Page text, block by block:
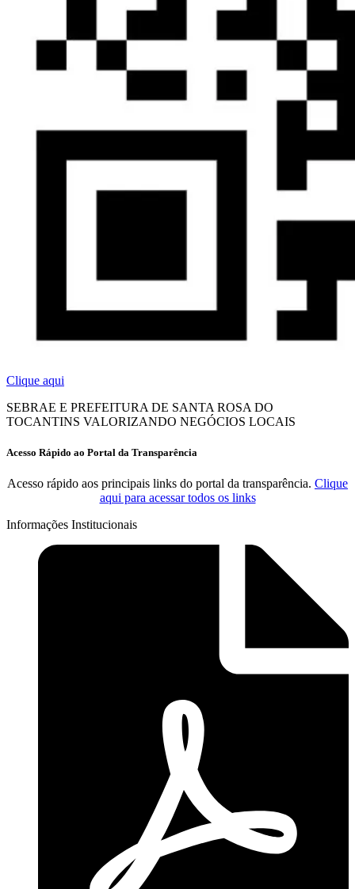
Clique aqui
SEBRAE E PREFEITURA DE SANTA ROSA DO
TOCANTINS VALORIZANDO NEGÓCIOS LOCAIS
Acesso Rápido ao Portal da Transparência
Acesso rápido aos principais links do portal da transparência. Clique
aqui para acessar todos os links
Informações Institucionais